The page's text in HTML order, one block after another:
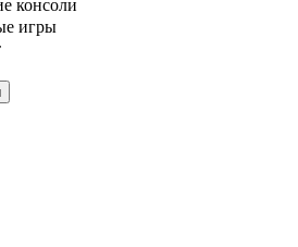
консоли
игры